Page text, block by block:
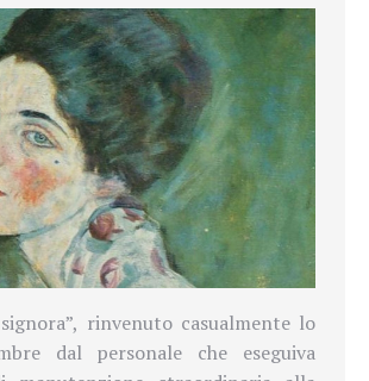
rinvenuto casualmente lo
dal personale che eseguiva